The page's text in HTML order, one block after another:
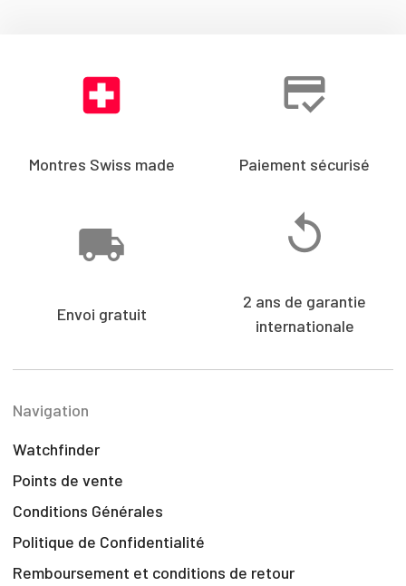
Montres Swiss made Paiement sécurisé
Envoi gratuit
2 ans de garantie
internationale
Navigation
Watchfinder
Points de vente
Conditions Générales
Politique de Confidentialité
Remboursement et conditions de retour